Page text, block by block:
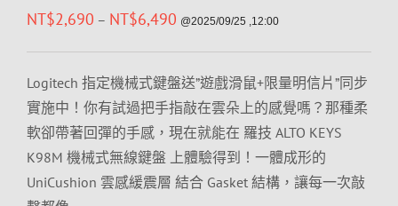
NT$2,690 – NT$6,490 @2025/09/25 ,12:00
Logitech 指定機械式鍵盤送”遊戲滑鼠+限量明信片”同步
實施中！你有試過把手指敲在雲朵上的感覺嗎？那種柔
軟卻帶著回彈的手感，現在就能在 羅技 ALTO KEYS
K98M 機械式無線鍵盤 上體驗得到！一體成形的
UniCushion 雲感緩震層 結合 Gasket 結構，讓每一次敲